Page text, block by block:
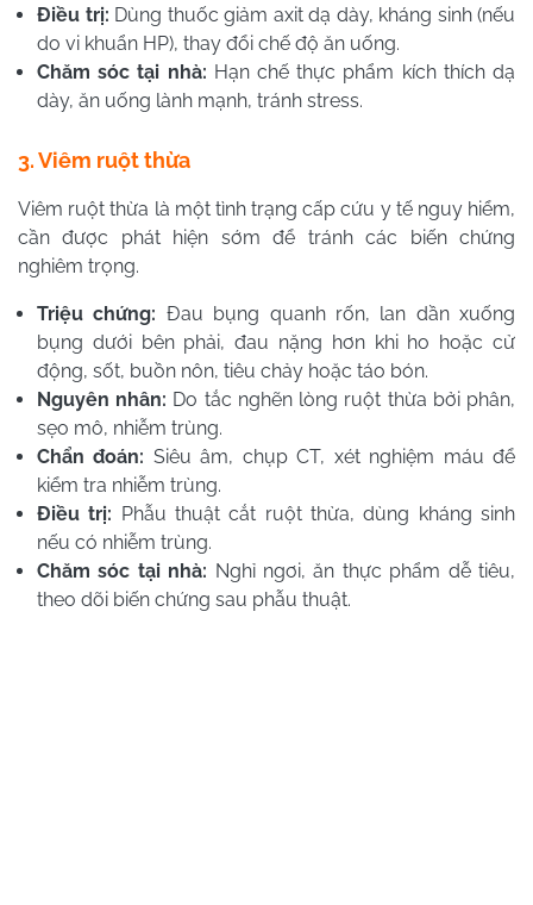
Điều trị: Dùng thuốc giảm axit dạ dày, kháng sinh (nếu
do vi khuẩn HP), thay đổi chế độ ăn uống.
Chăm sóc tại nhà: Hạn chế thực phẩm kích thích dạ
dày, ăn uống lành mạnh, tránh stress.
3. Viêm ruột thừa
Viêm ruột thừa là một tình trạng cấp cứu y tế nguy hiểm,
cần được phát hiện sớm để tránh các biến chứng
nghiêm trọng.
Triệu chứng: Đau bụng quanh rốn, lan dần xuống
bụng dưới bên phải, đau nặng hơn khi ho hoặc cử
động, sốt, buồn nôn, tiêu chảy hoặc táo bón.
Nguyên nhân: Do tắc nghẽn lòng ruột thừa bởi phân,
sẹo mô, nhiễm trùng.
Chẩn đoán: Siêu âm, chụp CT, xét nghiệm máu để
kiểm tra nhiễm trùng.
Điều trị: Phẫu thuật cắt ruột thừa, dùng kháng sinh
nếu có nhiễm trùng.
Chăm sóc tại nhà: Nghỉ ngơi, ăn thực phẩm dễ tiêu,
theo dõi biến chứng sau phẫu thuật.